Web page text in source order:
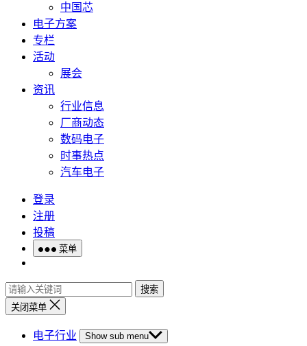
中国芯
电子方案
专栏
活动
展会
资讯
行业信息
厂商动态
数码电子
时事热点
汽车电子
登录
注册
投稿
菜单
搜索
关闭菜单
电子行业 Show sub menu